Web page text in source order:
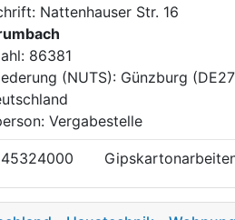
Nattenhauser Str. 16
86381
(NUTS): Günzburg
Vergabestelle
45324000